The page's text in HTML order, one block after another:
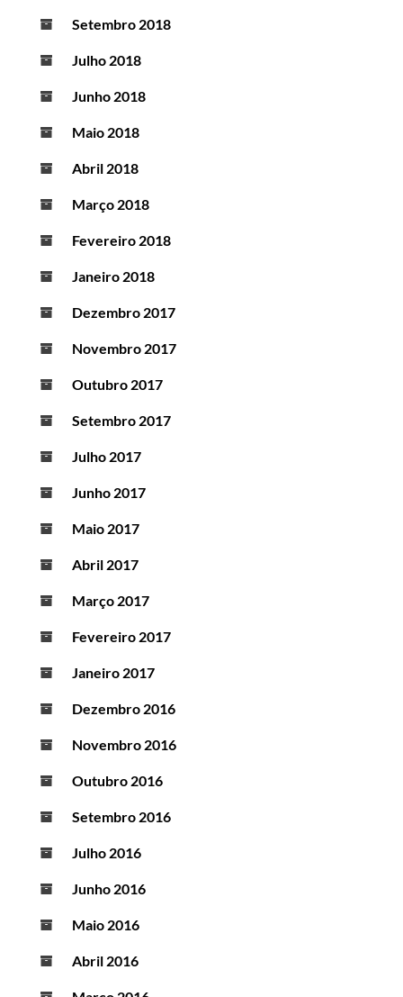
Setembro 2018
Julho 2018
Junho 2018
Maio 2018
Abril 2018
Março 2018
Fevereiro 2018
Janeiro 2018
Dezembro 2017
Novembro 2017
Outubro 2017
Setembro 2017
Julho 2017
Junho 2017
Maio 2017
Abril 2017
Março 2017
Fevereiro 2017
Janeiro 2017
Dezembro 2016
Novembro 2016
Outubro 2016
Setembro 2016
Julho 2016
Junho 2016
Maio 2016
Abril 2016